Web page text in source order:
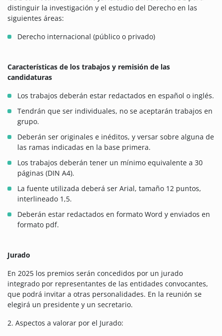
distinguir la investigación y el estudio del Derecho en las
siguientes áreas:
Derecho internacional (público o privado)
Características de los trabajos y remisión de las
candidaturas
Los trabajos deberán estar redactados en español o inglés.
Tendrán que ser individuales, no se aceptarán trabajos en
grupo.
Deberán ser originales e inéditos, y versar sobre alguna de
las ramas indicadas en la base primera.
Los trabajos deberán tener un mínimo equivalente a 30
páginas (DIN A4).
La fuente utilizada deberá ser Arial, tamaño 12 puntos,
interlineado 1,5.
Deberán estar redactados en formato Word y enviados en
formato pdf.
Jurado
En 2025 los premios serán concedidos por un jurado
integrado por representantes de las entidades convocantes,
que podrá invitar a otras personalidades. En la reunión se
elegirá un presidente y un secretario.
2. Aspectos a valorar por el Jurado: